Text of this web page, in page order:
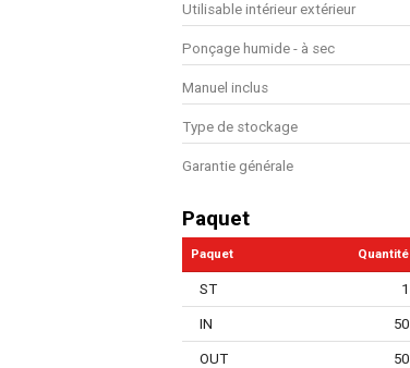
Utilisable intérieur extérieur
Ponçage humide - à sec
Manuel inclus
Type de stockage
Garantie générale
Paquet
Paquet Quantité
ST 1
IN 50
OUT 50